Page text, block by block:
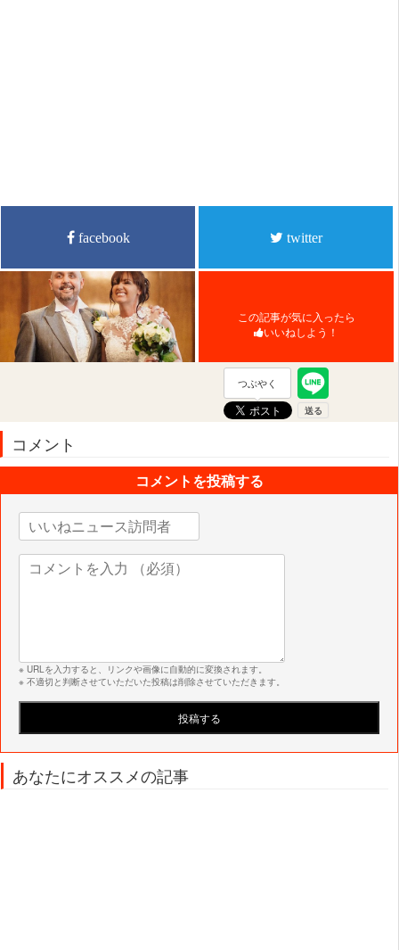
facebook twitter
この記事が気に入ったら
いいねしよう！
つぶやく
コメント
コメントを投稿する
※ URLを入力すると、リンクや画像に自動的に変換されます。
※ 不適切と判断させていただいた投稿は削除させていただきます。
あなたにオススメの記事